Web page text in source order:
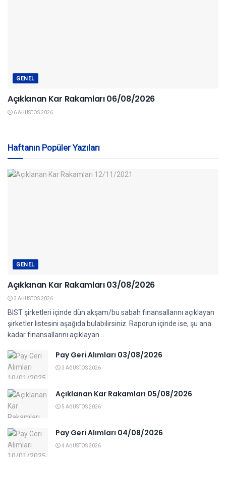
GENEL
Açıklanan Kar Rakamları 06/08/2026
6 AĞUSTOS 2026
Haftanın Popüler Yazıları
GENEL
Açıklanan Kar Rakamları 03/08/2026
3 AĞUSTOS 2026
BIST şirketleri içinde dün akşam/bu sabah finansallarını açıklayan
şirketler listesini aşağıda bulabilirsiniz. Raporun içinde ise, şu ana
kadar finansallarını açıklayan...
Pay Geri Alımları 03/08/2026
3 AĞUSTOS 2026
Açıklanan Kar Rakamları 05/08/2026
5 AĞUSTOS 2026
Pay Geri Alımları 04/08/2026
4 AĞUSTOS 2026